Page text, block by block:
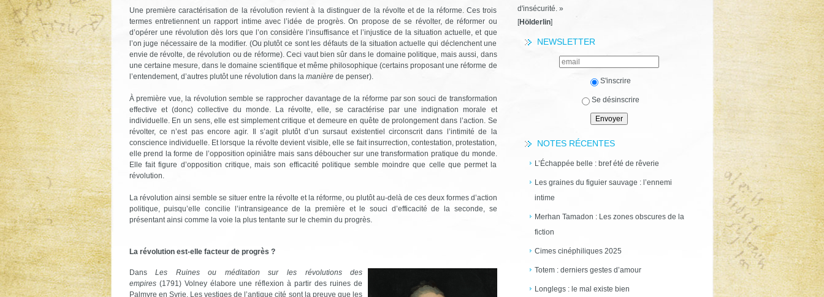
d'insécurité. »
[Hölderlin]
NEWSLETTER
S'inscrire
Se désinscrire
NOTES RÉCENTES
L’Échappée belle : bref été de rêverie
Les graines du figuier sauvage : l’ennemi
intime
Merhan Tamadon : Les zones obscures de la
fiction
Cimes cinéphiliques 2025
Totem : derniers gestes d’amour
Longlegs : le mal existe bien
Une première caractérisation de la révolution revient à la distinguer de la révolte et de la réforme. Ces trois
termes entretiennent un rapport intime avec l’idée de progrès. On propose de se révolter, de réformer ou
d’opérer une révolution dès lors que l’on considère l’insuffisance et l’injustice de la situation actuelle, et que
l’on juge nécessaire de la modifier. (Ou plutôt ce sont les défauts de la situation actuelle qui déclenchent une
envie de révolte, de révolution ou de réforme). Ceci vaut bien sûr dans le domaine politique, mais aussi, dans
une certaine mesure, dans le domaine scientifique et même philosophique (certains proposant une réforme de
l’entendement, d’autres plutôt une révolution dans la manièrede penser).
À première vue, la révolution semble se rapprocher davantage de la réforme par son souci de transformation
effective et (donc) collective du monde. La révolte, elle, se caractérise par une indignation morale et
individuelle. En un sens, elle est simplement critique et demeure en quête de prolongement dans l’action. Se
révolter, ce n’est pas encore agir. Il s’agit plutôt d’un sursaut existentiel circonscrit dans l’intimité de la
conscience individuelle. Et lorsque la révolte devient visible, elle se fait insurrection, contestation, protestation,
elle prend la forme de l’opposition opiniâtre mais sans déboucher sur une transformation pratique du monde.
Elle fait figure d’opposition critique, mais son efficacité politique semble moindre que celle que permet la
révolution.
La révolution ainsi semble se situer entre la révolte et la réforme, ou plutôt au-delà de ces deux formes d’action
politique, puisqu’elle concilie l’intransigeance de la première et le souci d’efficacité de la seconde, se
présentant ainsi comme la voie la plus tentante sur le chemin du progrès.
La révolution est-elle facteur de progrès ?
DansLes Ruines ou méditation sur les révolutions des
empires(1791) Volney élabore une réflexion à partir des ruines de
Palmyre en Syrie. Les vestiges de l’antique cité sont la preuve que les